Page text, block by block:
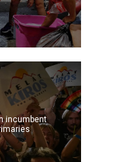
incumbent